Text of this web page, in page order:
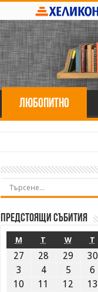
Любопитно
Предстоящи събития
M T W T
27 28 29 30
3
4 5 6
10
11 12 13